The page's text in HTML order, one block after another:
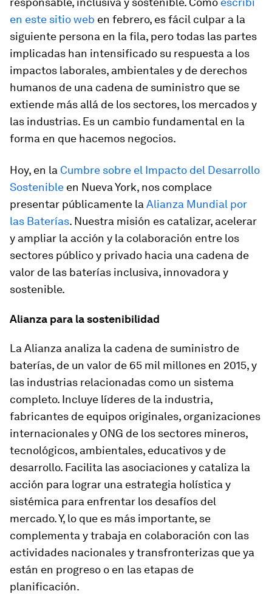
en este sitio web en febrero, es fácil culpar a la
siguiente persona en la fila, pero todas las partes
implicadas han intensificado su respuesta a los
impactos laborales, ambientales y de derechos
humanos de una cadena de suministro que se
extiende más allá de los sectores, los mercados y
las industrias. Es un cambio fundamental en la
forma en que hacemos negocios.
Hoy, en la Cumbre sobre el Impacto del Desarrollo
Sostenible en Nueva York, nos complace
presentar públicamente laAlianza Mundial por
las Baterías. Nuestra misión es catalizar, acelerar
y ampliar la acción y la colaboración entre los
sectores público y privado hacia una cadena de
valor de las baterías inclusiva, innovadora y
sostenible.
Alianza para la sostenibilidad
La Alianza analiza la cadena de suministro de
baterías, de un valor de 65 mil millones en 2015, y
las industrias relacionadas como un sistema
completo. Incluye líderes de la industria,
fabricantes de equipos originales, organizaciones
internacionales y ONG de los sectores mineros,
tecnológicos, ambientales, educativos y de
desarrollo. Facilita las asociaciones y cataliza la
acción para lograr una estrategia holística y
sistémica para enfrentar los desafíos del
mercado. Y, lo que es más importante, se
complementa y trabaja en colaboración con las
actividades nacionales y transfronterizas que ya
están en progreso o en las etapas de
planificación.